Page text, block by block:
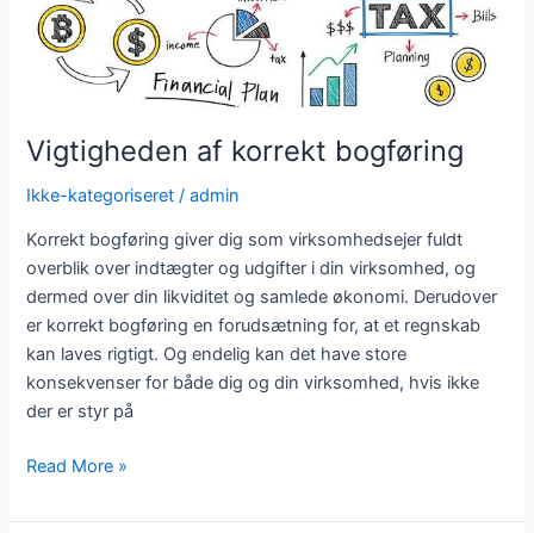
Vigtigheden af korrekt bogføring
Ikke-kategoriseret /admin
Korrekt bogføring giver dig som virksomhedsejer fuldt
overblik over indtægter og udgifter i din virksomhed, og
dermed over din likviditet og samlede økonomi. Derudover
er korrekt bogføring en forudsætning for, at et regnskab
kan laves rigtigt. Og endelig kan det have store
konsekvenser for både dig og din virksomhed, hvis ikke
der er styr på
Read More »